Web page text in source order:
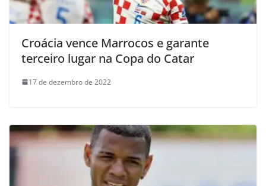
Croácia vence Marrocos e garante
terceiro lugar na Copa do Catar
17 de dezembro de 2022